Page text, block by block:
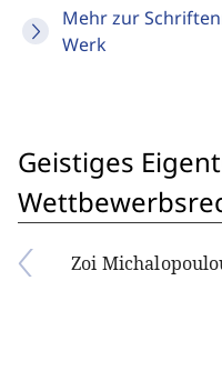
Mehr zur
Werk
Geistiges
Zoi